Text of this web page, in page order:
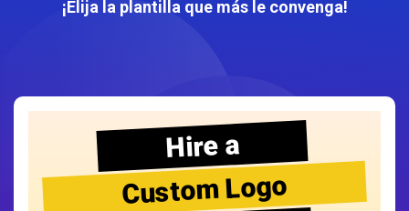
¡Elija la plantilla que más le convenga!
Hire a
Custom Logo